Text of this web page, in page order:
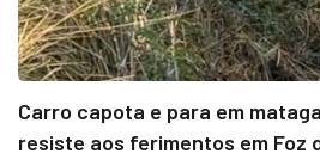
Carro capota e para em
resiste aos ferimentos em Foz